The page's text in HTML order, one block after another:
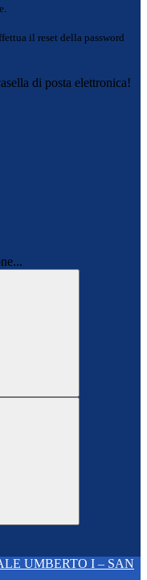
il reset della password
di posta elettronica!